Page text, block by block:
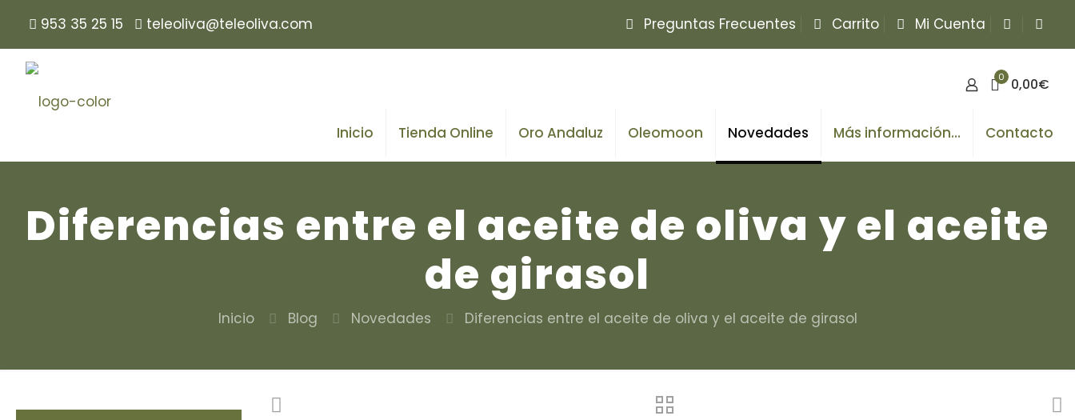
953 35 25 15 teleoliva@teleoliva.com Preguntas Frecuentes Carrito Mi Cuenta
0 0,00€
Inicio Tienda Online Oro Andaluz Oleomoon Novedades Más información… Contacto
Diferencias entre el aceite de oliva y el aceite
de girasol
Inicio Blog Novedades Diferencias entre el aceite de oliva y el aceite de girasol